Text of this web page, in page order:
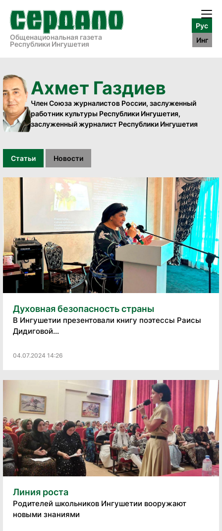
Общенациональная газета
Республики Ингушетия
Рус
Инг
Ахмет Газдиев
Член Союза журналистов России, заслуженный
работник культуры Республики Ингушетия,
заслуженный журналист Республики Ингушетия
Статьи Новости
Духовная безопасность страны
В Ингушетии презентовали книгу поэтессы Раисы
Дидиговой...
04.07.2024 14:26
Линия роста
Родителей школьников Ингушетии вооружают
новыми знаниями